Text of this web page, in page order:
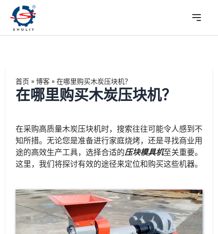
首页 » 博客 » 在哪里购买木炭压块机？
在哪里购买木炭压块机？
在采购高质量木炭压块机时，搜索往往可能令人感到不
知所措。无论您是准备进行家庭烧烤，还是寻找商业用
途的高效生产工具，选择合适的压块模具机至关重要。
这里，我们将探讨有效的途径来定位和购买这些机器。